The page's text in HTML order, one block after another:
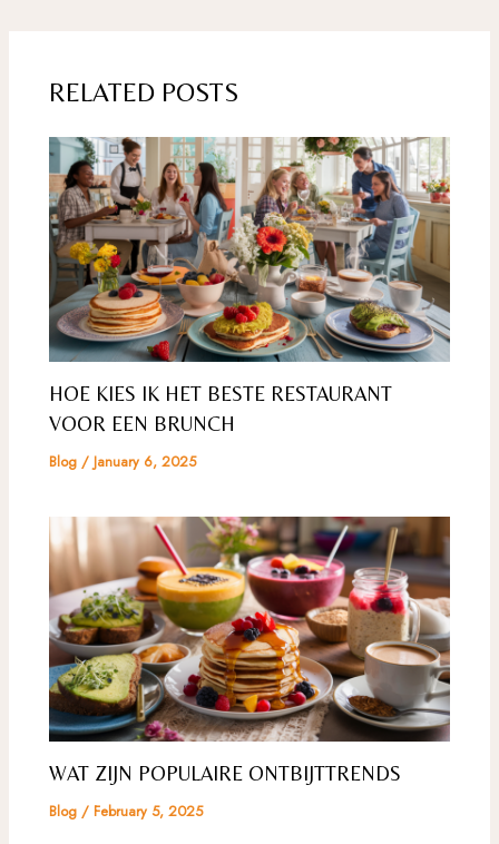
RELATED POSTS
HOE KIES IK HET BESTE RESTAURANT
VOOR EEN BRUNCH
Blog /January 6, 2025
WAT ZIJN POPULAIRE ONTBIJTTRENDS
Blog /February 5, 2025